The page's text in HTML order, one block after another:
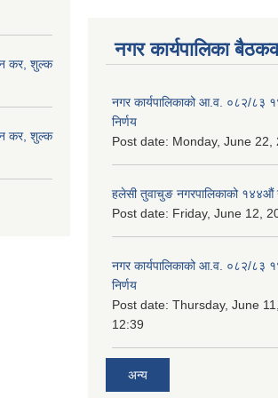
कर, शुल्क
कर, शुल्क
नगर कार्यपालिका
नगर कार्यपालिकाको आ.व. ०८२/८३
निर्णय
Post date: Monday, June 22,
हलेसी तुवाचुङ नगरपालिकाको १४४औं
Post date: Friday, June 12,
नगर कार्यपालिकाको आ.व. ०८२/८३
निर्णय
Post date: Thursday, June
12:39
अन्य